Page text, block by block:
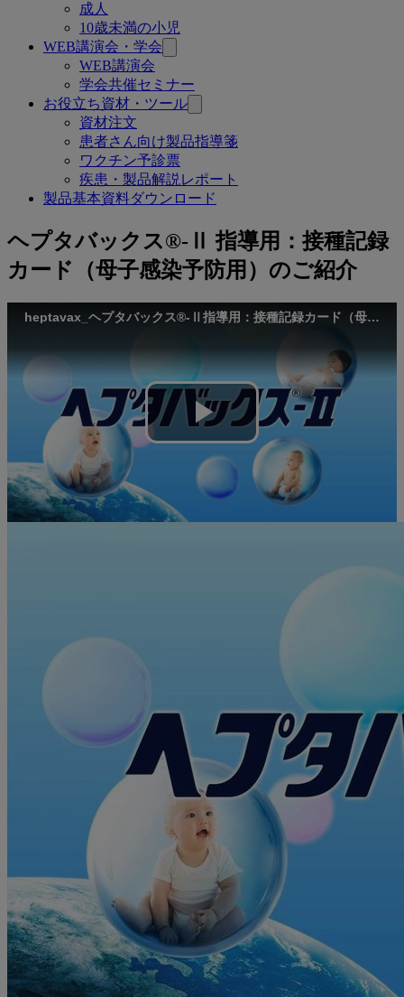
成人
10歳未満の小児
WEB講演会・学会
WEB講演会
学会共催セミナー
お役立ち資材・ツール
資材注文
患者さん向け製品指導箋
ワクチン予診票
疾患・製品解説レポート
製品基本資料ダウンロード
接
種
記
録
カ
ー
（母
子
感
染
ヘプタバックス®-Ⅱ 指導用：接種記録
カード（母子感染予防用）のご紹介
heptavax_ヘプタバックス®-Ⅱ指導用：接種記録カード（母子感染予防用）のご紹介
Play
Video